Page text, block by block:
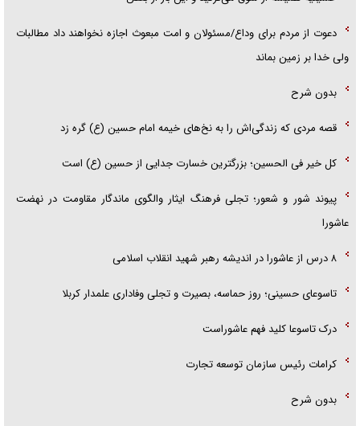
دعوت از مردم برای وداع/مسئولان و امت مبعوث اجازه نخواهند داد مطالبات
ولی خدا بر زمین بماند
بدون شرح
قصه مردی که زندگی‌اش را به نخ‌های خیمه امام حسین (ع) گره زد
کل خیر فی الحسین؛ بزرگترین خسارت جدایی از حسین (ع) است
پیوند شور و شعور؛ تجلی فرهنگ ایثار والگوی ماندگار مقاومت در نهضت
عاشورا
۸ درس از عاشورا در اندیشه رهبر شهید انقلاب اسلامی
تاسوعای حسینی؛ روز حماسه، بصیرت و تجلی وفاداری علمدار کربلا
درک تاسوعا کلید فهم عاشوراست
کرامات رئیس سازمان توسعه تجارت
بدون شرح